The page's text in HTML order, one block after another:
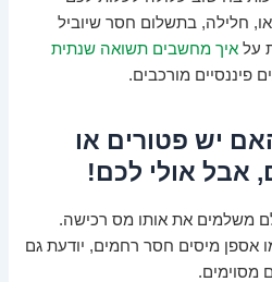
חלילה, בתשלום חסר שיוביל
עלאיך מחשבים תשואה שנתית
פיננסיים מורכבים.
יש פטורים או
אבל אולי לכם!
משלמים את אותו מס רכישה.
אספן מיסים חסר רחמים, יודעת גם
מסוימים.